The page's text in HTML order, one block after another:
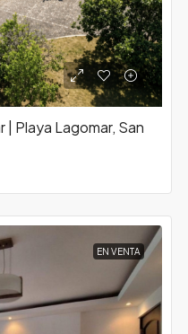
| Playa Lagomar, San
EN VENTA